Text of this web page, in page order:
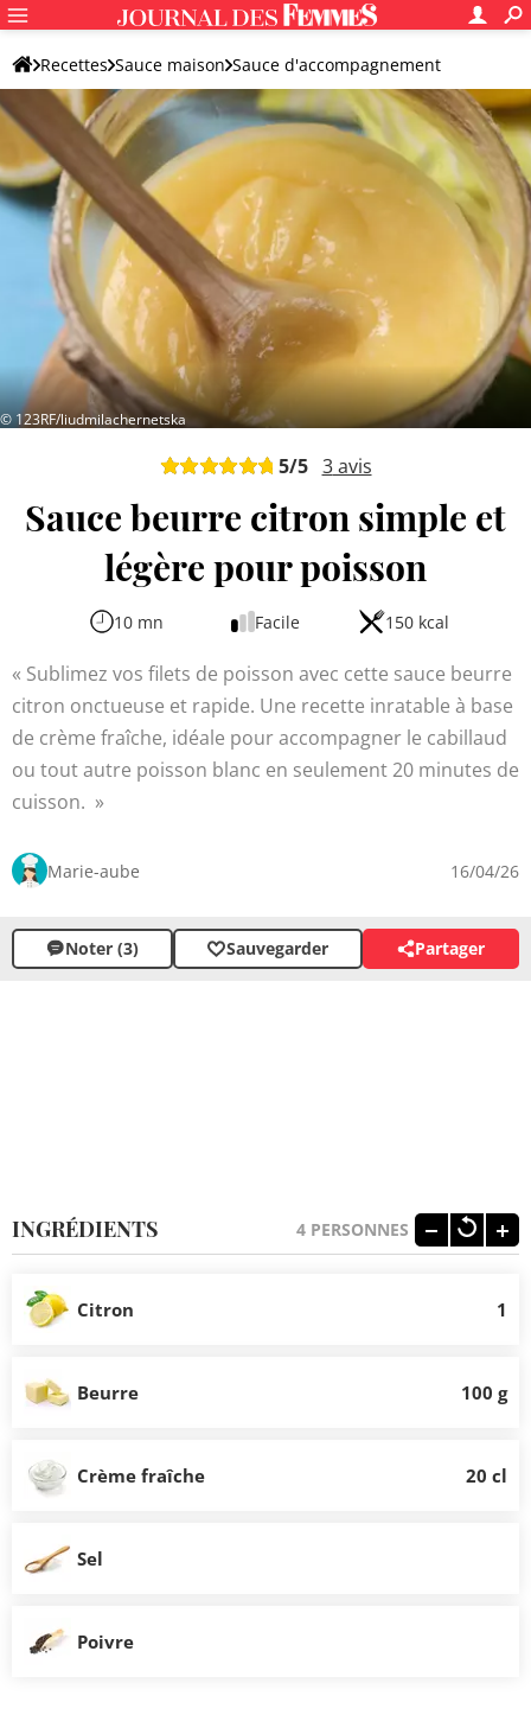
Recettes Sauce maison Sauce d'accompagnement
Sauce pour viande
© 123RF/liudmilachernetska
5/5 3avis
Sauce beurre citron simple et
légère pour poisson
10 mn Facile 150 kcal
Sublimez vos filets de poisson avec cette sauce beurre
citron onctueuse et rapide. Une recette inratable à base
de crème fraîche, idéale pour accompagner le cabillaud
ou tout autre poisson blanc en seulement 20 minutes de
cuisson.
Marie-aube 16/04/26
Noter (3) Sauvegarder Partager
INGRÉDIENTS 4 PERSONNES
Citron 1
Beurre 100 g
Crème fraîche 20 cl
Sel
Poivre